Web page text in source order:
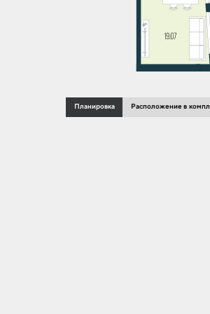
Планировка Расположение в